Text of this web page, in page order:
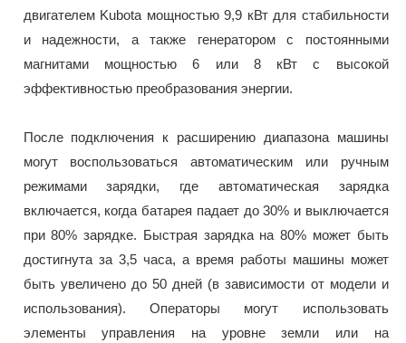
двигателем Kubota мощностью 9,9 кВт для стабильности
и надежности, а также генератором с постоянными
магнитами мощностью 6 или 8 кВт с высокой
эффективностью преобразования энергии.
После подключения к расширению диапазона машины
могут воспользоваться автоматическим или ручным
режимами зарядки, где автоматическая зарядка
включается, когда батарея падает до 30% и выключается
при 80% зарядке. Быстрая зарядка на 80% может быть
достигнута за 3,5 часа, а время работы машины может
быть увеличено до 50 дней (в зависимости от модели и
использования). Операторы могут использовать
элементы управления на уровне земли или на